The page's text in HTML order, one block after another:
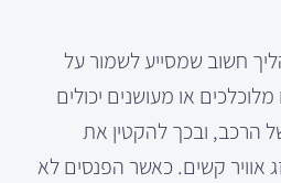
חשוב שמסייע לשמור על
או מעושנים יכולים
הרכב, ובכך להקטין את
אוויר קשים. כאשר הפנסים לא